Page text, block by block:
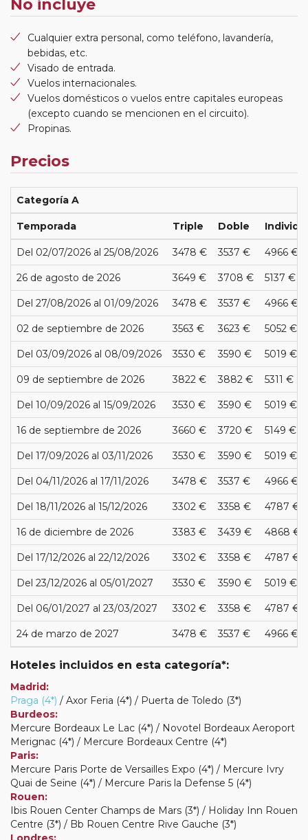
No incluye
Cualquier extra personal, como teléfono, lavandería,
bebidas, etc.
Visado de entrada.
Vuelos internacionales.
Vuelos domésticos o vuelos entre capitales europeas
(excepto cuando se mencionen en el circuito).
Propinas.
Precios
Categoría A
Temporada Triple Doble
Del 02/07/2026 al 25/08/2026 3478 € 3537 € 4966 €
26 de agosto de 2026 3649 € 3708 € 5137 €
Del 27/08/2026 al 01/09/2026 3478 € 3537 € 4966 €
02 de septiembre de 2026 3563 € 3623 € 5052 €
Del 03/09/2026 al 08/09/2026 3530 € 3590 € 5019 €
09 de septiembre de 2026 3822 € 3882 € 5311 €
Del 10/09/2026 al 15/09/2026 3530 € 3590 € 5019 €
16 de septiembre de 2026 3660 € 3720 € 5149 €
Del 17/09/2026 al 03/11/2026 3530 € 3590 € 5019 €
Del 04/11/2026 al 17/11/2026 3478 € 3537 € 4966 €
Del 18/11/2026 al 15/12/2026 3302 € 3358 € 4787 €
16 de diciembre de 2026 3383 € 3439 € 4868 €
Del 17/12/2026 al 22/12/2026 3302 € 3358 € 4787 €
Del 23/12/2026 al 05/01/2027 3530 € 3590 € 5019 €
Del 06/01/2027 al 23/03/2027 3302 € 3358 € 4787 €
24 de marzo de 2027 3478 € 3537 € 4966 €
Hoteles incluidos en esta categoría*:
Madrid:
Praga (4*) / Axor Feria (4*) / Puerta de Toledo (3*)
Burdeos:
Mercure Bordeaux Le Lac (4*) / Novotel Bordeaux Aeroport
Merignac (4*) / Mercure Bordeaux Centre (4*)
Paris:
Mercure Paris Porte de Versailles Expo (4*) / Mercure Ivry
Quai de Seine (4*) / Mercure Paris la Defense 5 (4*)
Rouen:
Ibis Rouen Center Champs de Mars (3*) / Holiday Inn Rouen
Centre (3*) / Bb Rouen Centre Rive Gauche (3*)